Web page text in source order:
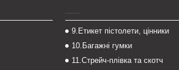
9.Етикет пістолети, цінники
10.Багажні гумки
11.Стрейч-плівка та скотч